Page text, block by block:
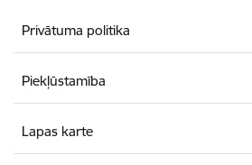
Privātuma politika
Piekļūstamība
Lapas karte